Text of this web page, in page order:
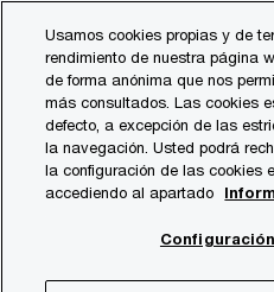
content
footer
Carrera
Job search results
Usamos cookies propias y de
rendimiento de nuestra página
de forma anónima que nos
más consultados. Las cookies
defecto, a excepción de las
la navegación. Usted podrá
la configuración de las cookies
accediendo al apartado